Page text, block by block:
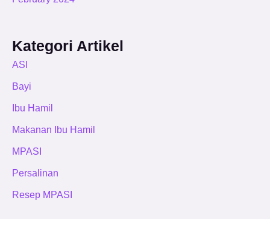
Kategori Artikel
ASI
Bayi
Ibu Hamil
Makanan Ibu Hamil
MPASI
Persalinan
Resep MPASI